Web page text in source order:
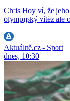
Chris Hoy ví, že
olympijský vítěz ale
Aktuálně.cz - Sport
dnes, 10:30